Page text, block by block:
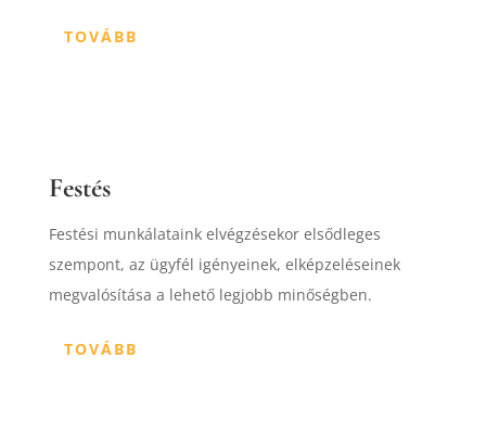
TOVÁBB
Festés
Festési munkálataink elvégzésekor elsődleges
szempont, az ügyfél igényeinek, elképzeléseinek
megvalósítása a lehető legjobb minőségben.
TOVÁBB